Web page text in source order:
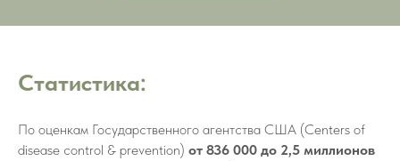
Статистика:
По оценкам Государственного агентства США (Centers of
disease control & prevention) от 836 000 до 2,5 миллионов